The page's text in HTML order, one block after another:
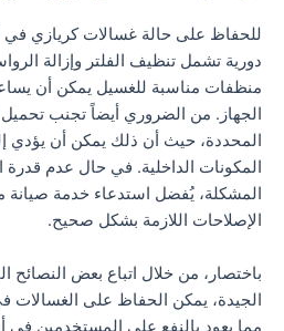
للحفاظ على حالة غسالات كريازي في
دورية تشمل تنظيف الفلتر وإزالة
منظفات مناسبة للغسيل يمكن أن
الجهاز. من الضروري أيضاً تجنب
المحددة، حيث أن ذلك يمكن أن يؤدي
المكونات الداخلية. في حال عدم
المشكلة، يُفضل استدعاء خدمة
الإصلاحات اللازمة بشكل صحيح.
باختصار، من خلال اتباع بعض النصائح
الجيدة، يمكن الحفاظ على الغسالات
مما يعود بالنفع على المستخدمين في